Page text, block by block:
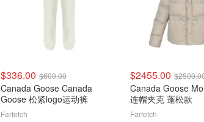
$336.00 $600.00
Canada Goose Canada
Goose 松紧logo运动裤
Farfetch
$2455.00
Canada Goose
连帽夹克 蓬松款
Farfetch